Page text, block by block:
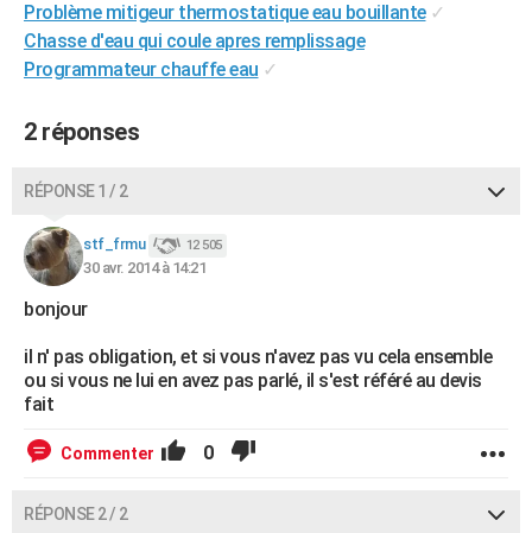
BONS PLANS
CARTE DE VOEUX
Carte de Noël
Carte Bonne année
Carte Saint-Valentin
Carte Pâques
Carte d'anniversaire
DICTIONNAIRE
S'inscrire
Se connecter
Lycées
Collèges
Primaires
Universités
Entreprises
Service militaire
Avis de recherche
AVIS DE DÉCÈS
FORUM
Bricolage
Lifestyle
Culture
Sport
Auto
Television
Voyage
Cinema
Problème mitigeur thermostatique eau bouillante ✓
Chasse d'eau qui coule apres remplissage
Programmateur chauffe eau ✓
2 réponses
RÉPONSE 1 / 2
stf_frmu 12 505
30 avr. 2014 à 14:21
bonjour
il n' pas obligation, et si vous n'avez pas vu cela ensemble
ou si vous ne lui en avez pas parlé, il s'est référé au devis
fait
Commenter 0
RÉPONSE 2 / 2